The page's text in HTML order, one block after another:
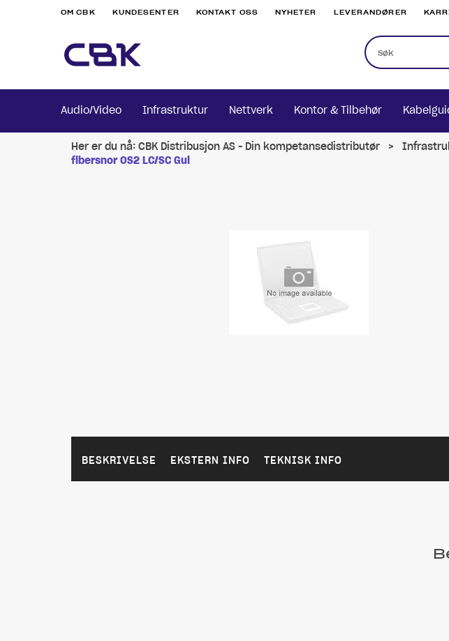
OM CBK KUNDESENTER KONTAKT OSS NYHETER LEVERANDØRER
Audio/Video Infrastruktur Nettverk Kontor & Tilbehør
Her er du nå: CBK Distribusjon AS - Din kompetansedistributør >
fibersnor OS2 LC/SC Gul
BESKRIVELSE EKSTERN INFO TEKNISK INFO